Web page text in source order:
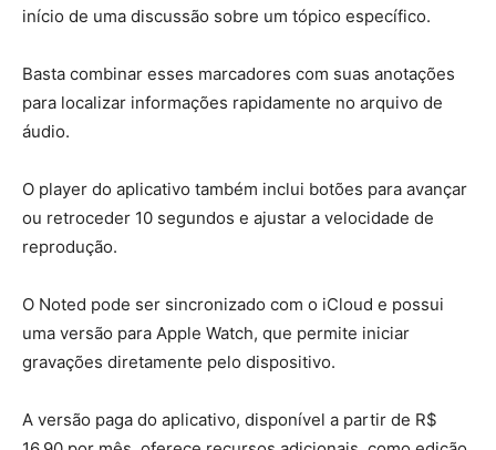
início de uma discussão sobre um tópico específico.
Basta combinar esses marcadores com suas anotações
para localizar informações rapidamente no arquivo de
áudio.
O player do aplicativo também inclui botões para avançar
ou retroceder 10 segundos e ajustar a velocidade de
reprodução.
O Noted pode ser sincronizado com o iCloud e possui
uma versão para Apple Watch, que permite iniciar
gravações diretamente pelo dispositivo.
A versão paga do aplicativo, disponível a partir de R$